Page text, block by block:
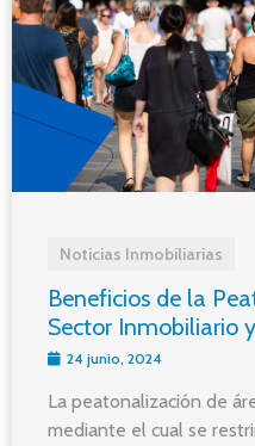
Noticias Inmobiliarias
Beneficios de la
Sector Inmobiliario
24 junio, 2024
La peatonalización de
mediante el cual se